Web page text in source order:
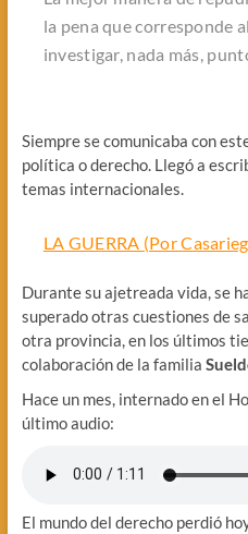
la pena que corresponde
investigar, nada más,
Siempre se comunicaba con
política o derecho. Llegó a
temas internacionales.
LA GUERRA (Por
Durante su ajetreada vida, se
superado otras cuestiones de
otra provincia, en los últimos
colaboración de la familia
Hace un mes, internado en el
último audio:
El mundo del derecho perdió